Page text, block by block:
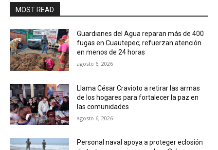
MOST READ
Guardianes del Agua reparan más de 400
fugas en Cuautepec; refuerzan atención
en menos de 24 horas
agosto 6, 2026
Llama César Cravioto a retirar las armas
de los hogares para fortalecer la paz en
las comunidades
agosto 6, 2026
Personal naval apoya a proteger eclosión